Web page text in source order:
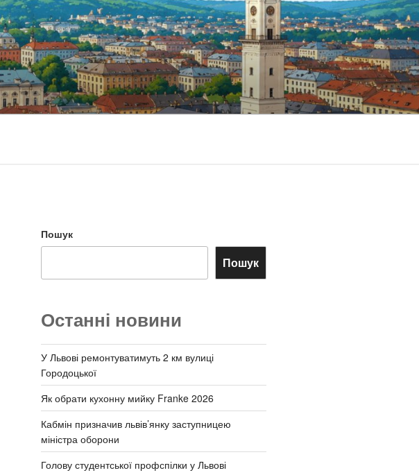
Пошук
Пошук
Останні новини
У Львові ремонтуватимуть 2 км вулиці
Городоцької
Як обрати кухонну мийку Franke 2026
Кабмін призначив львів’янку заступницею
міністра оборони
Голову студентської профспілки у Львові